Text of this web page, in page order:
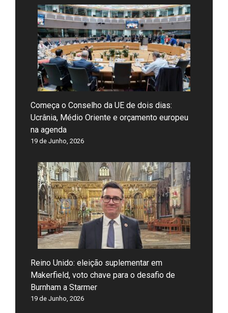
Começa o Conselho da UE de dois dias:
Ucrânia, Médio Oriente e orçamento europeu
na agenda
19 de Junho, 2026
Reino Unido: eleição suplementar em
Makerfield, voto chave para o desafio de
Burnham a Starmer
19 de Junho, 2026